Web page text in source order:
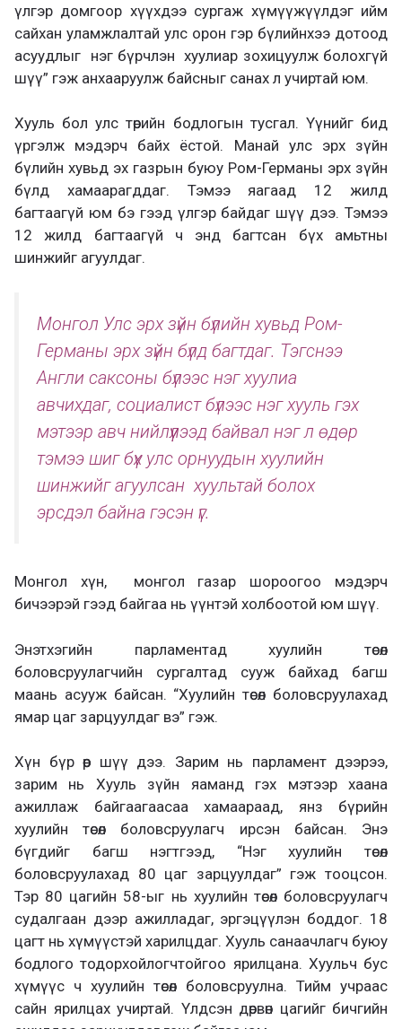
үлгэр домгоор хүүхдээ сургаж хүмүүжүүлдэг ийм
сайхан уламжлалтай улс орон гэр бүлийнхээ дотоод
асуудлыг нэг бүрчлэн хуулиар зохицуулж болохгүй
шүү” гэж анхааруулж байсныг санах л учиртай юм.
Хууль бол улс төрийн бодлогын тусгал. Үүнийг бид
үргэлж мэдэрч байх ёстой. Манай улс эрх зүйн
бүлийн хувьд эх газрын буюу Ром-Германы эрх зүйн
бүлд хамаарагддаг. Тэмээ яагаад 12 жилд
багтаагүй юм бэ гээд үлгэр байдаг шүү дээ. Тэмээ
12 жилд багтаагүй ч энд багтсан бүх амьтны
шинжийг агуулдаг.
Монгол Улс эрх зүйн бүлийн хувьд Ром-
Германы эрх зүйн бүлд багтдаг. Тэгснээ
Англи саксоны бүлээс нэг хуулиа
авчихдаг, социалист бүлээс нэг хууль гэх
мэтээр авч нийлүүлээд байвал нэг л өдөр
тэмээ шиг бүх улс орнуудын хуулийн
шинжийг агуулсан хуультай болох
эрсдэл байна гэсэн үг.
Монгол хүн, монгол газар шороогоо мэдэрч
бичээрэй гээд байгаа нь үүнтэй холбоотой юм шүү.
Энэтхэгийн парламентад хуулийн төсөл
боловсруулагчийн сургалтад сууж байхад багш
маань асууж байсан. “Хуулийн төсөл боловсруулахад
ямар цаг зарцуулдаг вэ” гэж.
Хүн бүр өөр шүү дээ. Зарим нь парламент дээрээ,
зарим нь Хууль зүйн яаманд гэх мэтээр хаана
ажиллаж байгаагаасаа хамаараад, янз бүрийн
хуулийн төсөл боловсруулагч ирсэн байсан. Энэ
бүгдийг багш нэгтгээд, “Нэг хуулийн төсөл
боловсруулахад 80 цаг зарцуулдаг” гэж тооцсон.
Тэр 80 цагийн 58-ыг нь хуулийн төсөл боловсруулагч
судалгаан дээр ажилладаг, эргэцүүлэн боддог. 18
цагт нь хүмүүстэй харилцдаг. Хууль санаачлагч буюу
бодлого тодорхойлогчтойгоо ярилцана. Хуульч бус
хүмүүс ч хуулийн төсөл боловсруулна. Тийм учраас
сайн ярилцах учиртай. Үлдсэн дөрвөн цагийг бичгийн